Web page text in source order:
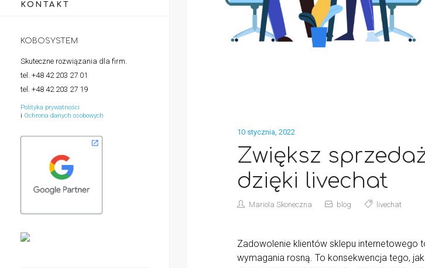
KONTAKT
KOBOSYSTEM
Skuteczne rozwiązania dla firm.
tel. +48 42 203 27 01
tel. +48 42 203 27 19
Polityka prywatności
i Ochrona danych osobowych
10 stycznia, 2022
Zwiększ
dzięki livechat
Mariola Skoneczna blog livechat
Zadowolenie klientów sklepu internetowego
wymagania rosną. To konsekwencja tego,